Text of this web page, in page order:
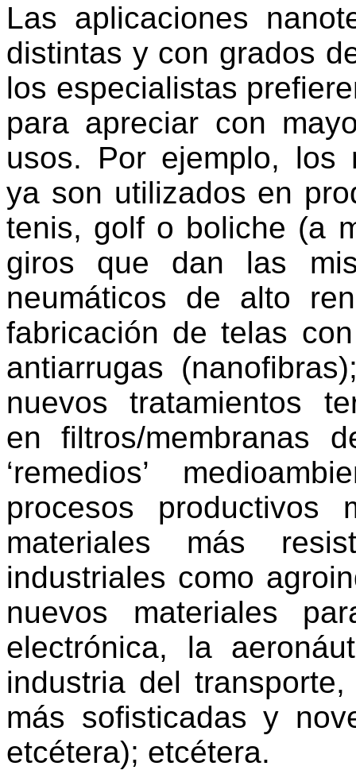
Las aplicaciones
distintas y con grados
los especialistas
para apreciar con
usos. Por ejemplo, los
ya son utilizados en
tenis, golf o boliche (a
giros que dan las
neumáticos de alto
fabricación de telas
antiarrugas
nuevos tratamientos
en filtros/membranas
‘remedios’
procesos productivos
materiales más
industriales como
nuevos materiales
electrónica, la
industria del
más sofisticadas y
etcétera); etcétera.